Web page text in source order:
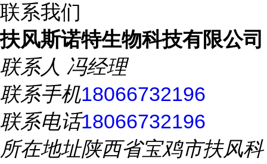
联系我们
扶风斯诺特生物科技有限公司
联系人 冯经理
联系手机18066732196
联系电话18066732196
所在地址陕西省宝鸡市扶风科